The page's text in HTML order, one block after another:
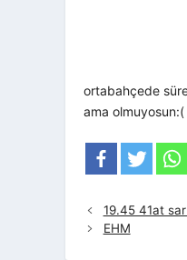
ortabahçede
ama olmuyosun:(
19.45 41at
EHM